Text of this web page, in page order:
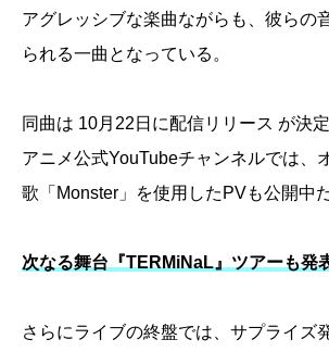
アグレッシブな楽曲ながらも、彼らの
られる一曲となっている。
同曲は 10月22日に配信リリース が決定
アニメ公式YouTubeチャンネルでは、
歌「Monster」を使用したPVも公開中だ
次なる舞台『TERMiNaL』ツアーも発
さらにライブの終盤では、サプライズ